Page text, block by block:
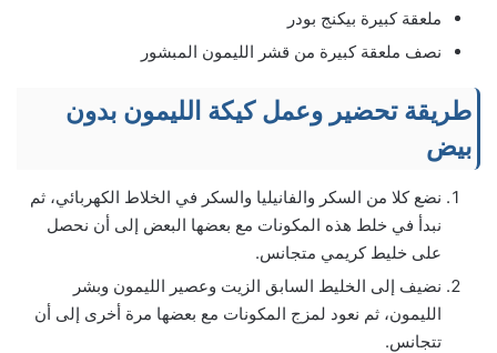
ملعقة كبيرة بيكنج بودر
نصف ملعقة كبيرة من قشر الليمون المبشور
طريقة تحضير وعمل كيكة الليمون بدون
بيض
نضع كلا من السكر والفانيليا والسكر في الخلاط الكهربائي، ثم
نبدأ في خلط هذه المكونات مع بعضها البعض إلى أن نحصل
على خليط كريمي متجانس.
نضيف إلى الخليط السابق الزيت وعصير الليمون وبشر
الليمون، ثم نعود لمزج المكونات مع بعضها مرة أخرى إلى أن
تتجانس.